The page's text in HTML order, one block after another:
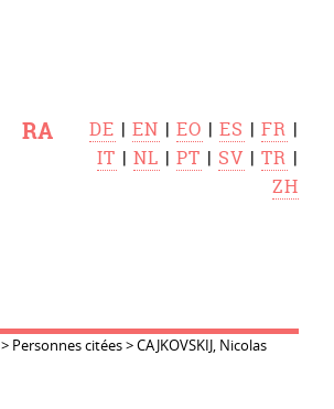
RA DE |EN |EO |ES |FR |
IT |NL |PT | SV |TR |
ZH
> Personnes citées>CAJKOVSKIJ, Nicolas